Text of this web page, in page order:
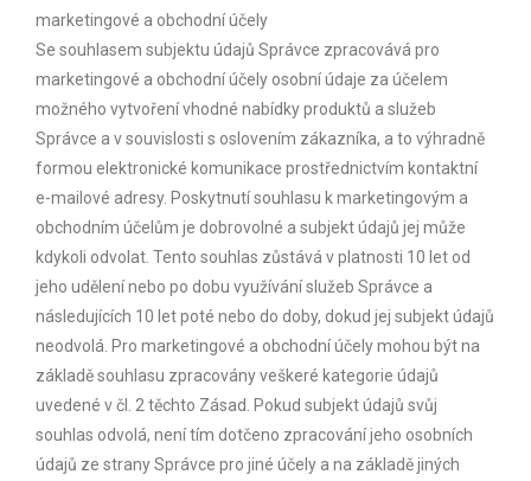
marketingové a obchodní účely
Se souhlasem subjektu údajů Správce zpracovává pro
marketingové a obchodní účely osobní údaje za účelem
možného vytvoření vhodné nabídky produktů a služeb
Správce a v souvislosti s oslovením zákazníka, a to výhradně
formou elektronické komunikace prostřednictvím kontaktní
e-mailové adresy. Poskytnutí souhlasu k marketingovým a
obchodním účelům je dobrovolné a subjekt údajů jej může
kdykoli odvolat. Tento souhlas zůstává v platnosti 10 let od
jeho udělení nebo po dobu využívání služeb Správce a
následujících 10 let poté nebo do doby, dokud jej subjekt údajů
neodvolá. Pro marketingové a obchodní účely mohou být na
základě souhlasu zpracovány veškeré kategorie údajů
uvedené v čl. 2 těchto Zásad. Pokud subjekt údajů svůj
souhlas odvolá, není tím dotčeno zpracování jeho osobních
údajů ze strany Správce pro jiné účely a na základě jiných